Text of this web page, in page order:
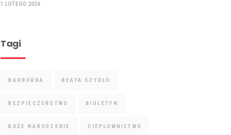
1 LUTEGO 2024
Tagi
BARBÓRKA BEATA SZYDŁO
BEZPIECZEŃSTWO BIULETYN
BOŻE NARODZENIE CIEPŁOWNICTWO